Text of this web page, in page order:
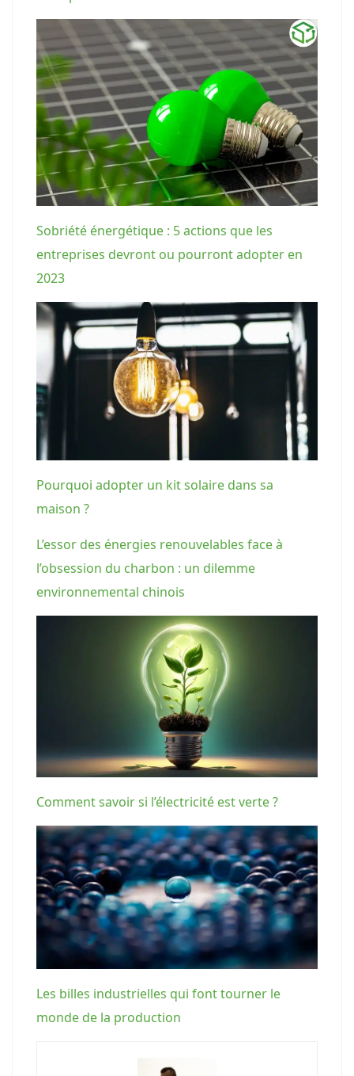
Sobriété énergétique : 5 actions que les
entreprises devront ou pourront adopter en
2023
Pourquoi adopter un kit solaire dans sa
maison ?
L’essor des énergies renouvelables face à
l’obsession du charbon : un dilemme
environnemental chinois
Comment savoir si l’électricité est verte ?
Les billes industrielles qui font tourner le
monde de la production